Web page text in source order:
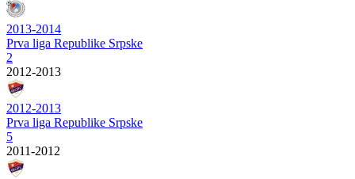
2013-2014
Prva liga Republike Srpske
2
2012-2013
2012-2013
Prva liga Republike Srpske
5
2011-2012